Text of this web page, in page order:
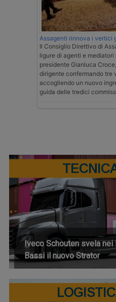
Assagenti rinnova i vertici
Il Consiglio Direttivo di
ligure di agenti e
presidente Gianluca
dirigente confermando tre
accogliendo un nuovo
guida delle tredici
Iveco Schouten svela nei
Bassi il nuovo Strator